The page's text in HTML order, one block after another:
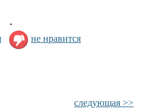
не нравится
следующая >>